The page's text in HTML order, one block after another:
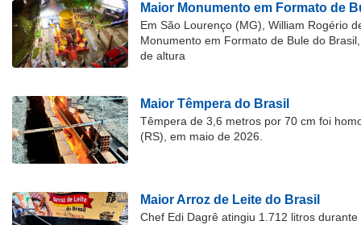
Maior Monumento em Formato de
Em São Lourenço (MG), William Rogério
Monumento em Formato de Bule do
de altura
Maior Têmpera do Brasil
Têmpera de 3,6 metros por 70 cm foi
(RS), em maio de 2026.
Maior Arroz de Leite do Brasil
Chef Edi Dagrê atingiu 1.712 litros